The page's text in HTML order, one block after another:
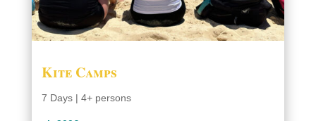
Kite Camps
7 Days | 4+ persons